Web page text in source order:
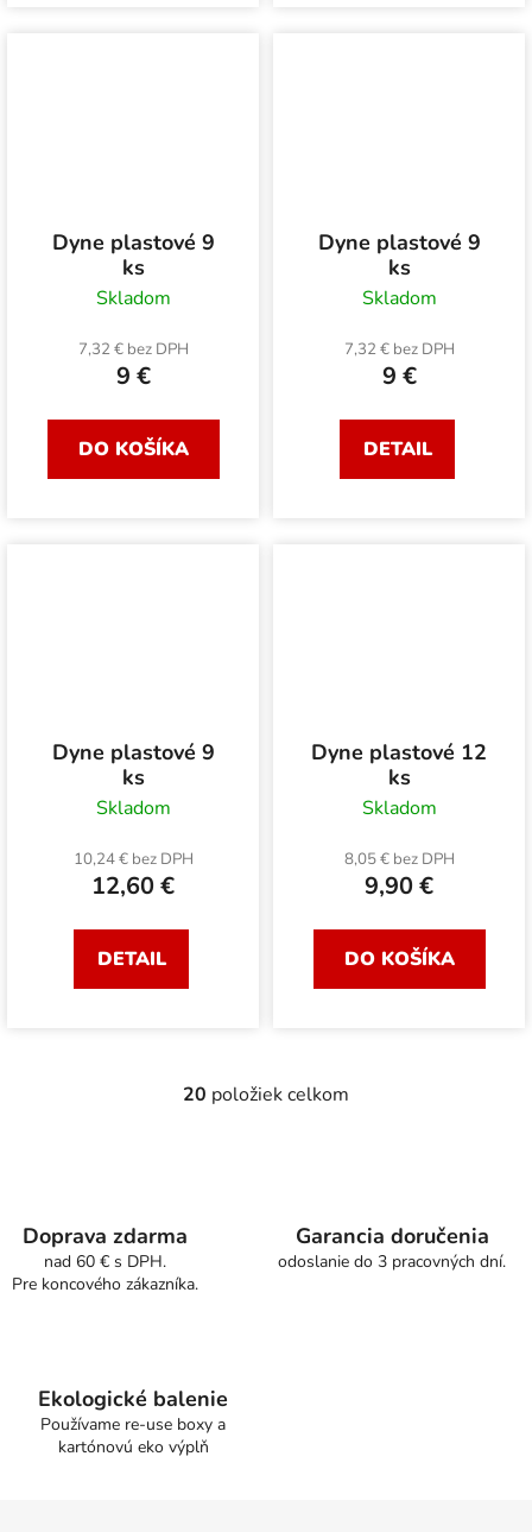
Dyne plastové 9
ks
Skladom
7,32 € bez DPH
9 €
DO KOŠÍKA
Dyne plastové 9
ks
Skladom
7,32 € bez DPH
9 €
DETAIL
Dyne plastové 9
ks
Skladom
10,24 € bez DPH
12,60 €
DETAIL
Dyne plastové 12
ks
Skladom
8,05 € bez DPH
9,90 €
DO KOŠÍKA
O
20 položiek celkom
Doprava zdarma
nad 60 € s DPH.
Pre koncového zákazníka.
Garancia doručenia
odoslanie do 3 pracovných dní.
Ekologické balenie
Používame re-use boxy a
kartónovú eko výplň